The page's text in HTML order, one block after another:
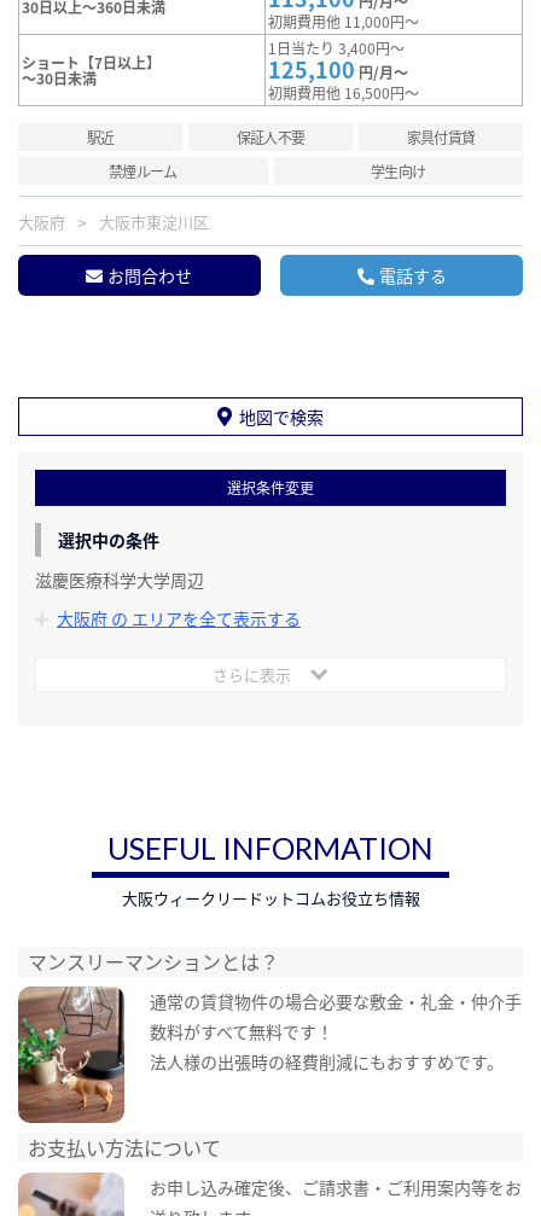
30日以上～360日未満
初期費用他 11,000円～
ショート【7日以上】
～30日未満
1日当たり 3,400円～
125,100 円/月～
初期費用他 16,500円～
駅近 保証人不要
家具付賃貸
禁煙ルーム
学生向け
大阪府 大阪市東淀川区
お問合わせ 電話する
地図で検索
選択条件変更
選択中の条件
滋慶医療科学大学周辺
大阪府 の エリアを全て表示する
さらに表示
USEFUL INFORMATION
大阪ウィークリードットコムお役立ち情報
マンスリーマンションとは？
通常の賃貸物件の場合必要な敷金・礼金・仲介手
数料がすべて無料です！
法人様の出張時の経費削減にもおすすめです。
お支払い方法について
お申し込み確定後、ご請求書・ご利用案内等をお